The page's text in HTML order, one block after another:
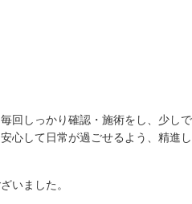
回しっかり確認・施術をし、少しで
心して日常が過ごせるよう、精進し
いました。